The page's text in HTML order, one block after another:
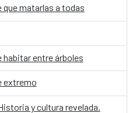
que matarlas a todas
habitar entre árboles
extremo
y cultura revelada.